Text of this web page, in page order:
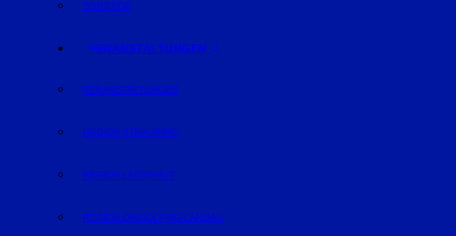
SONSTIGE
VERANSTALTUNGEN
VERANSTALTUNGEN
REGION STRAUBING
REGION LANDSHUT
REGION DINGOLFING-LANDAU